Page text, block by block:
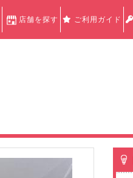
店舗を探す ご利用ガイド